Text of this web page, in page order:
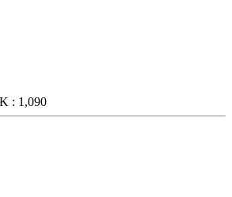
: 1,090